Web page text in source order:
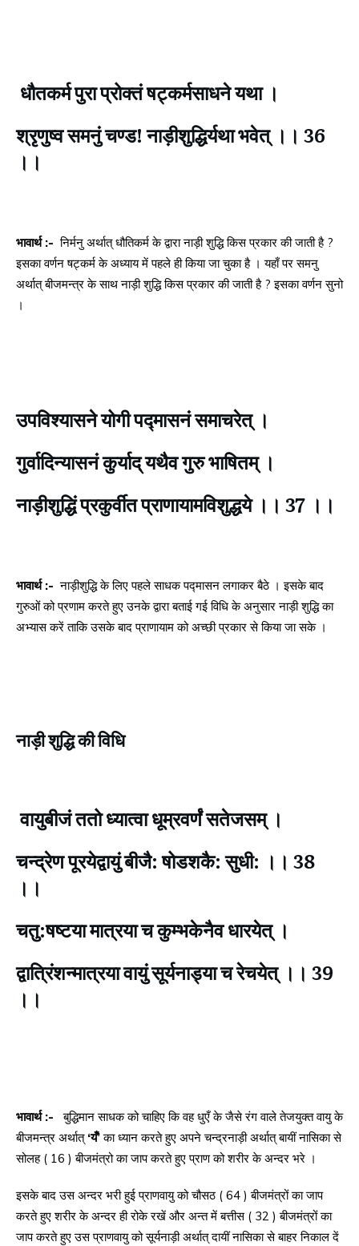
धौतकर्म पुरा प्रोक्तं षट्कर्मसाधने यथा ।
श्रृणुष्व समनुं चण्ड! नाड़ीशुद्धिर्यथा भवेत् ।। 36
।।
भावार्थ :- निर्मनु अर्थात् धौतिकर्म के द्वारा नाड़ी शुद्धि किस प्रकार की जाती है ?
इसका वर्णन षट्कर्म के अध्याय में पहले ही किया जा चुका है । यहाँ पर समनु
अर्थात् बीजमन्त्र के साथ नाड़ी शुद्धि किस प्रकार की जाती है ? इसका वर्णन सुनो
।
उपविश्यासने योगी पद्मासनं समाचरेत् ।
गुर्वादिन्यासनं कुर्याद् यथैव गुरु भाषितम् ।
नाड़ीशुद्धिं प्रकुर्वीत प्राणायामविशुद्धये ।। 37 ।।
भावार्थ :- नाड़ीशुद्धि के लिए पहले साधक पद्मासन लगाकर बैठे । इसके बाद
गुरुओं को प्रणाम करते हुए उनके द्वारा बताई गई विधि के अनुसार नाड़ी शुद्धि का
अभ्यास करें ताकि उसके बाद प्राणायाम को अच्छी प्रकार से किया जा सके ।
नाड़ी शुद्धि की विधि
वायुबीजं ततो ध्यात्वा धूम्रवर्णं सतेजसम् ।
चन्द्रेण पूरयेद्वायुं बीजै: षोडशकै: सुधी: ।। 38
।।
चतु:षष्टया मात्रया च कुम्भकेनैव धारयेत् ।
द्वात्रिंशन्मात्रया वायुं सूर्यनाड्या च रेचयेत् ।। 39
।।
भावार्थ :-
बुद्धिमान साधक को चाहिए कि वह धुएँ के जैसे रंग वाले तेजयुक्त वायु के
बीजमन्त्र अर्थात् ‘यँ’का ध्यान करते हुए अपने चन्द्रनाड़ी अर्थात् बायीं नासिका से
सोलह ( 16 ) बीजमंत्रो का जाप करते हुए प्राण को शरीर के अन्दर भरे ।
इसके बाद उस अन्दर भरी हुई प्राणवायु को चौसठ ( 64 ) बीजमंत्रों का जाप
करते हुए शरीर के अन्दर ही रोके रखें और अन्त में बत्तीस ( 32 ) बीजमंत्रों का
जाप करते हुए उस प्राणवायु को सूर्यनाड़ी अर्थात् दायीं नासिका से बाहर निकाल दें